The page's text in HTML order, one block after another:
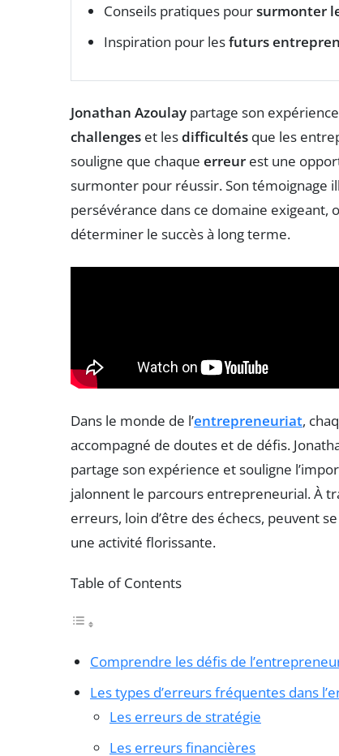
Conseils pratiques poursurmonter
Inspiration pour lesfuturs
Jonathan Azoulay partage son
challenges et lesdifficultés que les
souligne que chaque erreur est une
surmonter pour réussir. Son témoignage
persévérance dans ce domaine exigeant,
déterminer le succès à long terme.
Dans le monde de l’entrepreneuriat,
accompagné de doutes et de défis.
partage son expérience et souligne
jalonnent le parcours entrepreneurial. À
erreurs, loin d’être des échecs, peuvent
une activité florissante.
Table of Contents
Comprendre les défis de
Les types d’erreurs fréquentes dans
Les erreurs de stratégie
Les erreurs financières